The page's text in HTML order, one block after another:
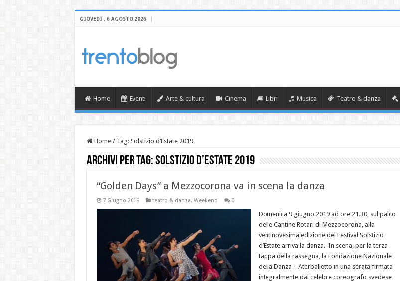
GIOVEDÌ , 6 AGOSTO 2026
Home Eventi Arte & cultura Cinema Libri Musica Teatro & danza
Home / Tag: Solstizio d’Estate 2019
Archivi per tag:Solstizio d’Estate 2019
“Golden Days” a Mezzocorona va in scena la danza
7 Giugno 2019 teatro & danza, Weekend 0
Domenica 9 giugno 2019 ad ore 21.30, sul palco
delle Cantine Rotari di Mezzocorona, alla
ventinovesima edizione del Festival Solstizio
d’Estate arriva la danza. In scena, per la terza
tappa della rassegna, la Fondazione Nazionale
della Danza – Aterballetto in una serata firmata
integralmente dal celebre coreografo svedese